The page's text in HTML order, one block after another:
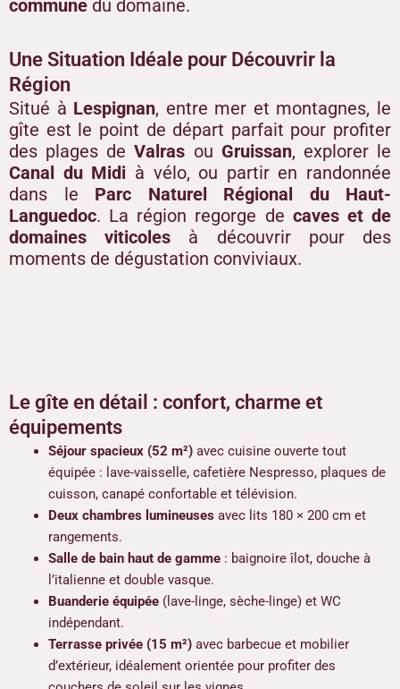
commune du domaine.
Une Situation Idéale pour Découvrir la
Région
Situé à Lespignan, entre mer et montagnes, le
gîte est le point de départ parfait pour profiter
des plages deValras ou Gruissan, explorer le
Canal du Midi à vélo, ou partir en randonnée
dans le Parc Naturel Régional du Haut-
Languedoc. La région regorge de caves et de
domaines viticoles à découvrir pour des
moments de dégustation conviviaux.
Le gîte en détail : confort, charme et
équipements
Séjour spacieux (52 m²)avec cuisine ouverte tout
équipée : lave-vaisselle, cafetière Nespresso, plaques de
cuisson, canapé confortable et télévision.
Deux chambres lumineuses avec lits 180 × 200 cm et
rangements.
Salle de bain haut de gamme: baignoire îlot, douche à
l’italienne et double vasque.
Buanderie équipée(lave-linge, sèche-linge) et WC
indépendant.
Terrasse privée (15 m²)avec barbecue et mobilier
d’extérieur, idéalement orientée pour profiter des